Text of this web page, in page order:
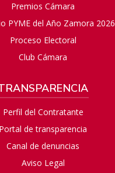
Premios Cámara
PYME del Año Zamora 2026
Proceso Electoral
Club Cámara
Perfil del Contratante
Portal de transparencia
Canal de denuncias
Aviso Legal